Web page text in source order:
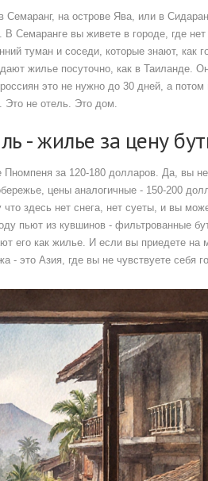
на острове Ява, или в
Семаранге вы живете в городе, где нет
туман и соседи, которые знают, как
жилье посуточно, как в Таиланде.
это не нужно до 30 дней, а
Это не отель. Это дом.
- жилье за цену
за 120-180 долларов. Да, вы
цены аналогичные - 150-200
здесь нет снега, нет суеты, и вы
пьют из кувшинов - фильтрованные
его как жилье. И если вы приедете на
- это Азия, где вы не чувствуете себя